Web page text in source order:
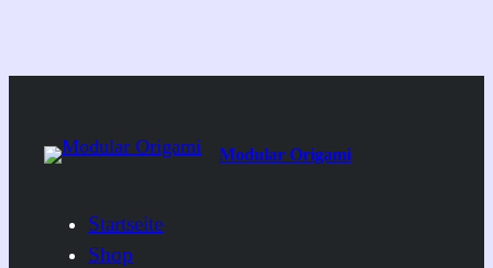
Modular Origami
Startseite
Shop